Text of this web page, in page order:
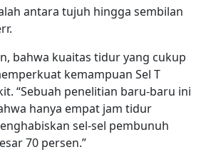
antara tujuh hingga sembilan
bahwa kuaitas tidur yang cukup
kemampuan Sel T
“Sebuah penelitian baru-baru ini
hanya empat jam tidur
sel-sel pembunuh
70 persen.”